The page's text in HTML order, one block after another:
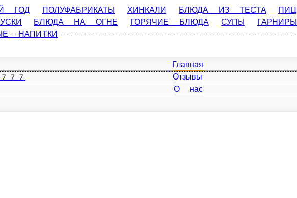
Главная
Отзывы
О нас
ПОЛУФАБРИКАТЫ ХИНКАЛИ БЛЮДА ИЗ ТЕСТА ПИЦЦА от ШЕФА
ГОРЯЧИЕ БЛЮДА СУПЫ ГАРНИРЫ СОУСЫ ДЕСЕРТЫ ФРЕШИ / МОРСЫ